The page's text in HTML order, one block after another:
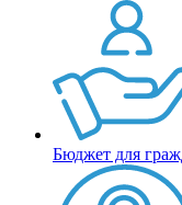
Бюджет для